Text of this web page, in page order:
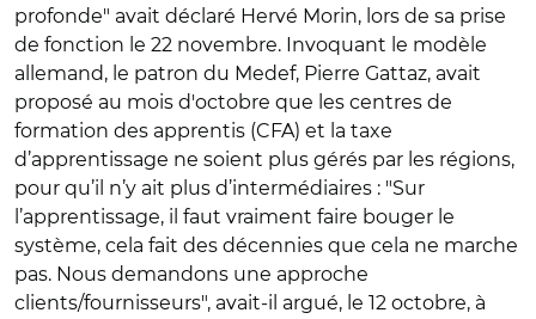
profonde" avait déclaré Hervé Morin, lors de sa prise
de fonction le 22 novembre. Invoquant le modèle
allemand, le patron du Medef, Pierre Gattaz, avait
proposé au mois d'octobre que les centres de
formation des apprentis (CFA) et la taxe
d’apprentissage ne soient plus gérés par les régions,
pour qu’il n’y ait plus d’intermédiaires : "Sur
l’apprentissage, il faut vraiment faire bouger le
système, cela fait des décennies que cela ne marche
pas. Nous demandons une approche
clients/fournisseurs", avait-il argué, le 12 octobre, à